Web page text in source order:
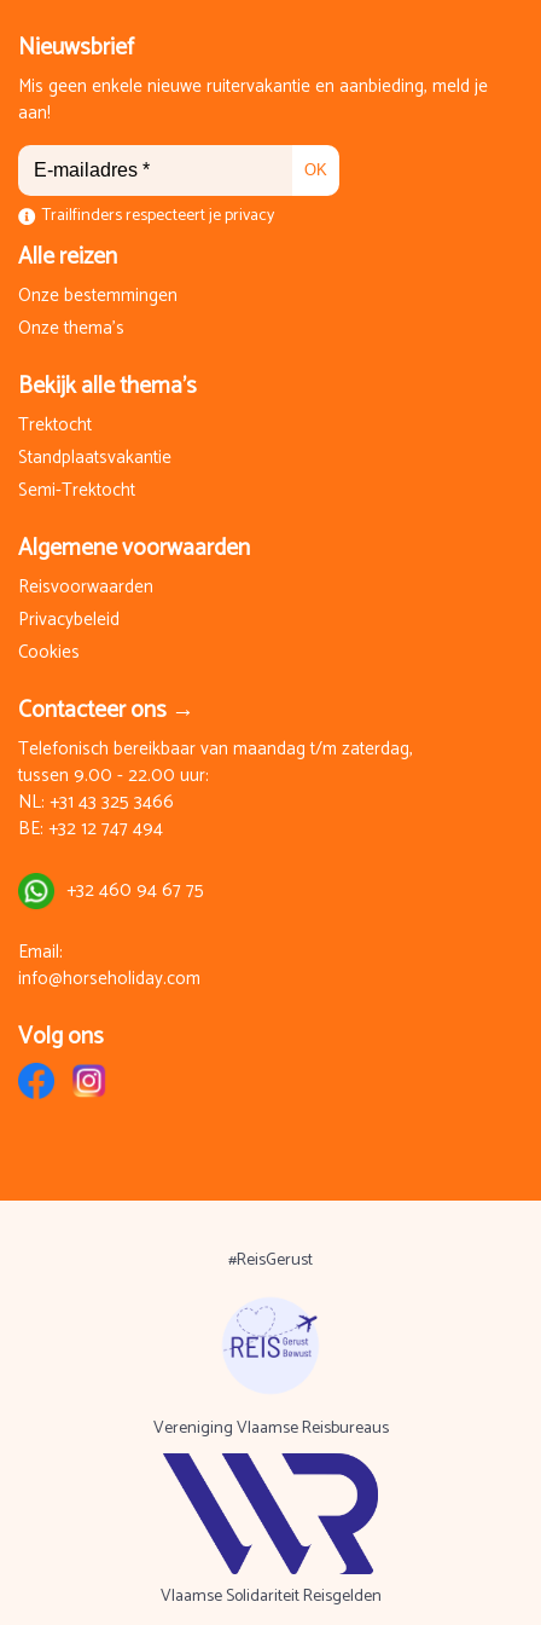
za 23 oktober 2027
7 Dagen
Op aanvraag
€ 2.090,00
Boeken
zo 14 november 2027
za 20 november 2027
7 Dagen
€ 2.090,00
Exclusief reserveringskosten 25 euro per boeking
dient ter plaatse contant betaald te worden.
Indien er minder dan 4 ruiters zijn aangemeld op een trektocht
kan de tocht doorgaan tegen een kleine groep toeslag, alleen
Nieuwsbrief
Mis geen enkele nieuwe ruitervakantie en aanbieding, meld je
aan!
OK
Trailfinders respecteert je privacy
Alle reizen
Onze bestemmingen
Onze thema's
Bekijk alle thema's
Trektocht
Standplaatsvakantie
Semi-Trektocht
Algemene voorwaarden
Reisvoorwaarden
Privacybeleid
Cookies
Contacteer ons →
Telefonisch bereikbaar van maandag t/m zaterdag,
tussen 9.00 - 22.00 uur:
NL: +31 43 325 3466
BE: +32 12 747 494
+32 460 94 67 75
Email:
info@horseholiday.com
Volg ons
#ReisGerust
Vereniging Vlaamse Reisbureaus
Vlaamse Solidariteit Reisgelden